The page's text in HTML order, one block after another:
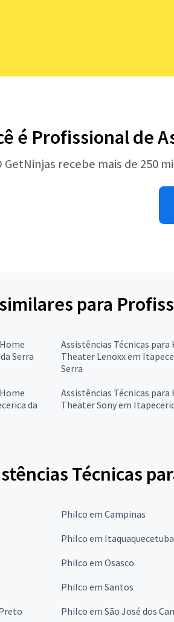
é Profissional de
GetNinjas recebe mais de 250
para
Serra
Assistências Técnicas para
Theater Lenoxx em
Serra
da
Assistências Técnicas para
Theater Sony em
Técnicas
Philco em Campinas
Philco em Itaquaquecetuba
Philco em Osasco
Philco em Santos
Philco em São José dos